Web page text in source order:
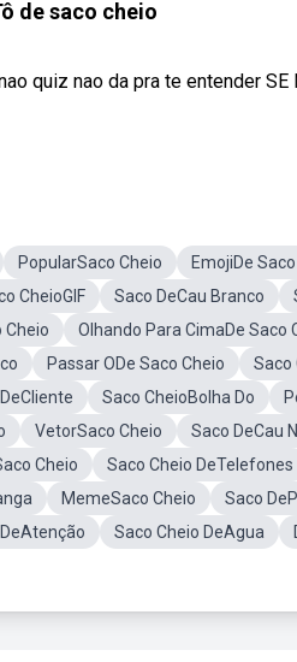
de saco cheio
quiz nao da pra te entender SE
PopularSaco Cheio
EmojiDe
CheioGIF Saco DeCau Branco
Cheio Olhando Para CimaDe Saco
Passar ODe Saco Cheio
Saco
Saco CheioBolha Do
VetorSaco Cheio
Saco DeCau
Cheio Saco Cheio DeTelefones
MemeSaco Cheio
Saco
Saco Cheio DeAgua